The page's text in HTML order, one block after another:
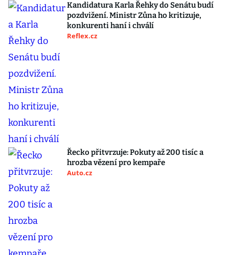
Kandidatura Karla Řehky do Senátu budí
pozdvižení. Ministr Zůna ho kritizuje,
konkurenti haní i chválí
Reflex.cz
Řecko přitvrzuje: Pokuty až 200 tisíc a
hrozba vězení pro kempaře
Auto.cz